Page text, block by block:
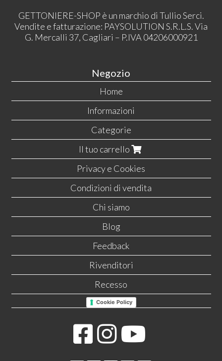
GETTONIERE-SHOP è un marchio di Tullio Serci.
Vendite e fatturazione: PAYSOLUTION S.R.L.S. Via
G. Mercalli 37, Cagliari – P.IVA 04206000921
Negozio
Home
Informazioni
Categorie
Il tuo carrello
Privacy e Cookies
Condizioni di vendita
Chi siamo
Blog
Feedback
Rivenditori
Recesso
Cookie Policy